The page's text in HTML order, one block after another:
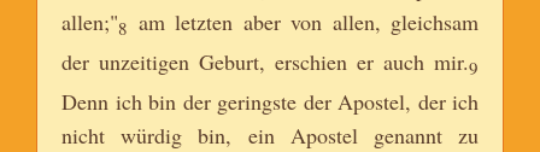
allen;"8 am letzten aber von allen, gleichsam
der unzeitigen Geburt, erschien er auch mir.9
Denn ich bin der geringste der Apostel, der ich
nicht würdig bin, ein Apostel genannt zu